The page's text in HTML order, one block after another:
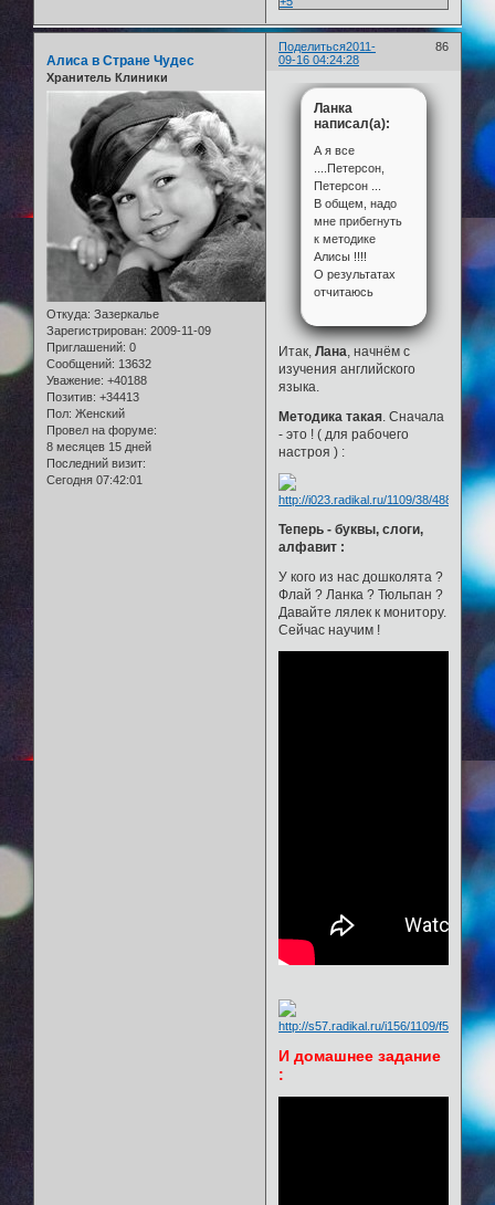
Поделиться 86
2011-
09-16 04:24:28
Алиса в Стране Чудес
Хранитель Клиники
Откуда: Зазеркалье
Зарегистрирован: 2009-11-09
Приглашений: 0
Сообщений: 13632
Уважение: +40188
Позитив: +34413
Пол: Женский
Провел на форуме:
8 месяцев 15 дней
Последний визит:
Сегодня 07:42:01
Ланка
написал(а):
А я все
....Петерсон,
Петерсон ...
В общем, надо
мне прибегнуть
к методике
Алисы !!!!
О результатах
отчитаюсь
Итак,Лана, начнём с
изучения английского
языка.
Методика такая. Сначала
- это ! ( для рабочего
настроя ) :
Теперь - буквы, слоги,
алфавит :
У кого из нас дошколята ?
Флай ? Ланка ? Тюльпан ?
Давайте лялек к монитору.
Сейчас научим !
И домашнее задание
: